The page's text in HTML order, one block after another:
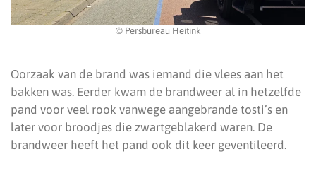
© Persbureau Heitink
Oorzaak van de brand was iemand die vlees aan het
bakken was. Eerder kwam de brandweer al in hetzelfde
pand voor veel rook vanwege aangebrande tosti’s en
later voor broodjes die zwartgeblakerd waren. De
brandweer heeft het pand ook dit keer geventileerd.